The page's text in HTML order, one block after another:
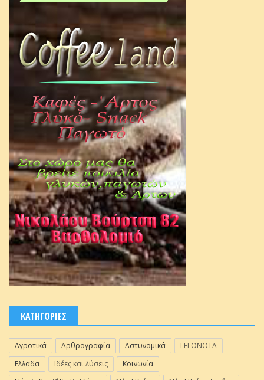
ΚΑΤΗΓΟΡΙΕΣ
Αγροτικά Αρθρογραφία Αστυνομικά
ΓΕΓΟΝΟΤΑ
Ελλαδα
Ιδέες και λύσεις
Κοινωνία